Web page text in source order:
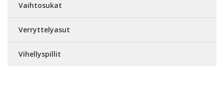
Vaihtosukat
Verryttelyasut
Vihellyspillit